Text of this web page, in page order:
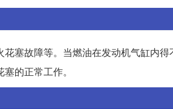
塞故障等。当燃油在发动机气缸内
的正常工作。